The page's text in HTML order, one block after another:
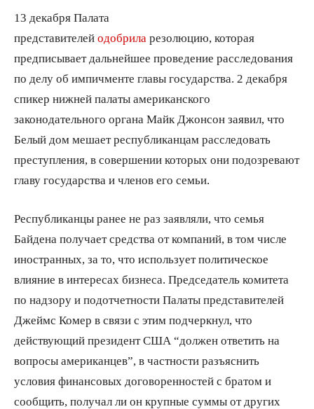
13 декабря Палата
представителей одобрила резолюцию, которая
предписывает дальнейшее проведение расследования
по делу об импичменте главы государства. 2 декабря
спикер нижней палаты американского
законодательного органа Майк Джонсон заявил, что
Белый дом мешает республиканцам расследовать
преступления, в совершении которых они подозревают
главу государства и членов его семьи.
Республиканцы ранее не раз заявляли, что семья
Байдена получает средства от компаний, в том числе
иностранных, за то, что использует политическое
влияние в интересах бизнеса. Председатель комитета
по надзору и подотчетности Палаты представителей
Джеймс Комер в связи с этим подчеркнул, что
действующий президент США “должен ответить на
вопросы американцев”, в частности разъяснить
условия финансовых договоренностей с братом и
сообщить, получал ли он крупные суммы от других